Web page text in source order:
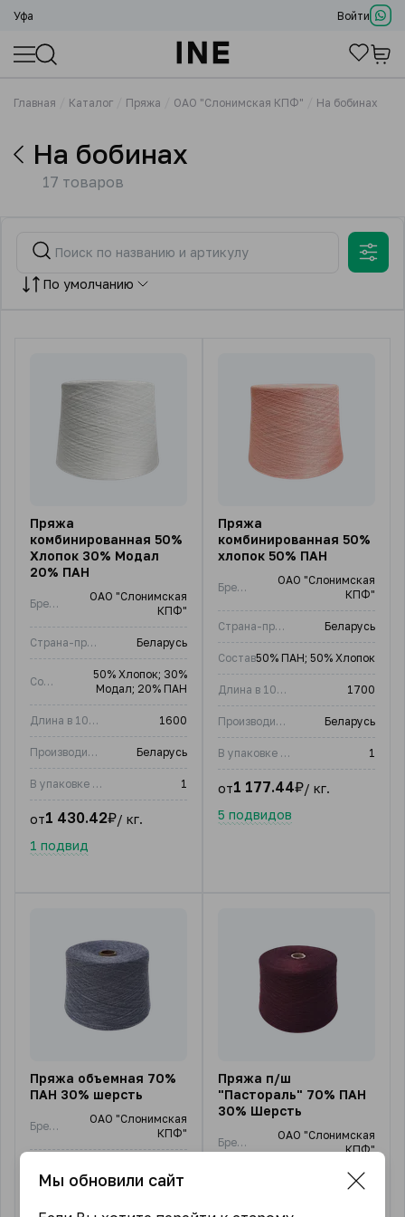
Уфа Войти
Главная Каталог Пряжа ОАО "Слонимская КПФ" На бобинах
На бобинах
17 товаров
По умолчанию
Пряжа
комбинированная 50%
Хлопок 30% Модал
20% ПАН
Бренд
ОАО "Слонимская
КПФ"
Страна-производитель Беларусь
Состав
50% Хлопок; 30%
Модал; 20% ПАН
Длина в 100 гр, м 1600
Производитель: Беларусь
В упаковке (шт) 1
от1 430.42₽/ кг.
1 подвид
Пряжа
комбинированная 50%
хлопок 50% ПАН
Бренд
ОАО "Слонимская
КПФ"
Страна-производитель Беларусь
Состав50% ПАН; 50% Хлопок
Длина в 100 гр, м 1700
Производитель: Беларусь
В упаковке (шт) 1
от1 177.44₽/ кг.
5 подвидов
Пряжа объемная 70%
ПАН 30% шерсть
Бренд
ОАО "Слонимская
КПФ"
Пряжа п/ш
"Пастораль" 70% ПАН
30% Шерсть
Бренд
ОАО "Слонимская
КПФ"
Беларусь
Мы обновили сайт